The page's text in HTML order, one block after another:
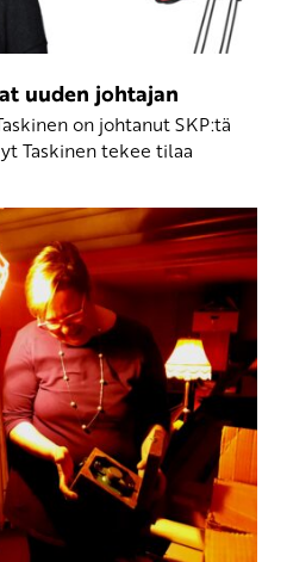
uuden johtajan
on johtanut SKP:tä
Taskinen tekee tilaa